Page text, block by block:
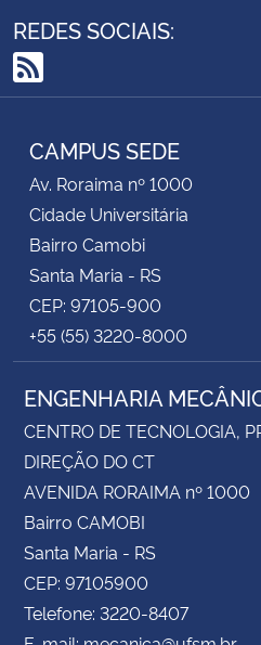
REDES SOCIAIS:
RSS
CAMPUS SEDE
Av. Roraima nº 1000
Cidade Universitária
Bairro Camobi
Santa Maria - RS
CEP: 97105-900
+55 (55) 3220-8000
ENGENHARIA
CENTRO DE TECNOLOGIA,
DIREÇÃO DO CT
AVENIDA RORAIMA nº 1000
Bairro CAMOBI
Santa Maria - RS
CEP: 97105900
Telefone: 3220-8407